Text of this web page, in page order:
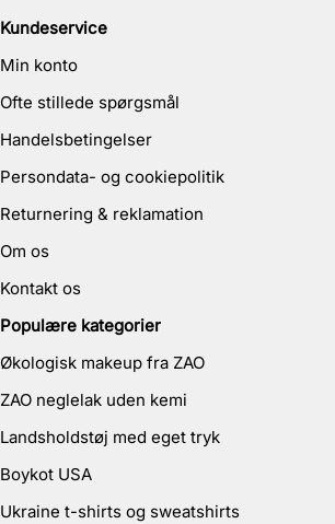
Kundeservice
Min konto
Ofte stillede spørgsmål
Handelsbetingelser
Persondata- og cookiepolitik
Returnering & reklamation
Om os
Kontakt os
Populære kategorier
Økologisk makeup fra ZAO
ZAO neglelak uden kemi
Landsholdstøj med eget tryk
Boykot USA
Ukraine t-shirts og sweatshirts